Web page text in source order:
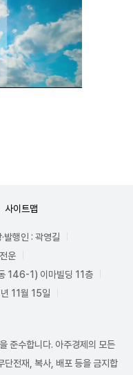
사이트맵
발행인 : 곽영길
운
146-1) 이마빌딩 11층
11월 15일
준수합니다. 아주경제의 모든
단전재, 복사, 배포 등을 금지합